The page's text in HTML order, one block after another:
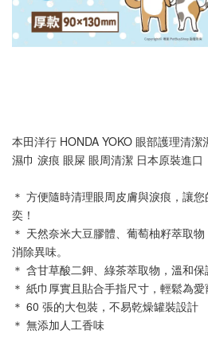
本田洋行 HONDA YOKO 眼部護理清
濕巾 淚痕 眼屎 眼周清潔 日本原裝進口
＊ 方便隨時清理眼周皮膚與淚痕，讓
奕！
＊ 天然奈米大豆膠體、葡萄柚籽萃取物
消除異味。
＊ 含甘草酸二鉀、綠茶萃取物，溫和保
＊ 紙巾厚實且貼合手指尺寸，輕鬆為愛
＊ 60 張的大包裝，不易乾燥罐裝設計
＊ 無添加人工香味